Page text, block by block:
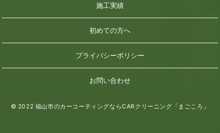
施工実績
初めての方へ
プライバシーポリシー
お問い合わせ
© 2022 福山市のカーコーティングならCARクリーニング「まごころ」